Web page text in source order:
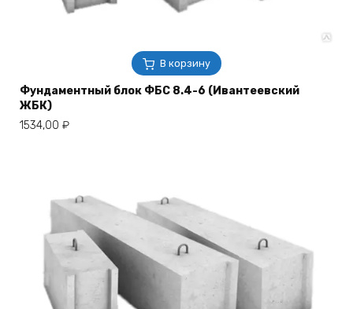
В корзину
Фундаментный блок ФБС 8.4-6 (Ивантеевский
ЖБК)
1534,00 ₽